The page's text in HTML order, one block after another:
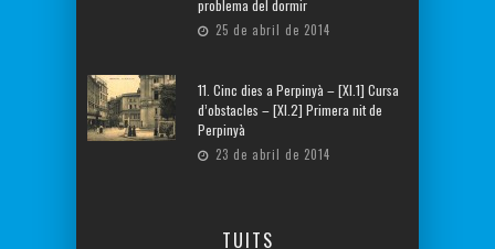
problema del dormir
25 de abril de 2014
11. Cinc dies a Perpinyà – [XI.1] Cursa
d’obstacles – [XI.2] Primera nit de
Perpinyà
23 de abril de 2014
TUITS